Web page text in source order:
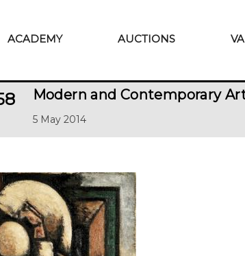
ACADEMY AUCTIONS
Modern and Contemporary
5 May 2014